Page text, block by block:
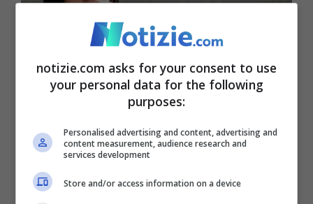
L’ex Sindaco di Roma Virginia Raggi in Aula Giulio Cesare
Esclusa persino dalla delegazione che nel
settembre scorso andò a Parigi per
notizie.com asks for your consent to use
your personal data for the following
purposes:
Personalised advertising and content, advertising and
content measurement, audience research and
services development
Store and/or access information on a device